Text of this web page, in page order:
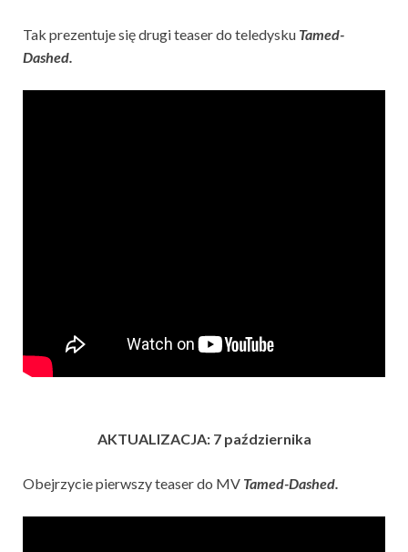
Tak prezentuje się drugi teaser do teledysku Tamed-
Dashed.
AKTUALIZACJA: 7 października
Obejrzycie pierwszy teaser do MV Tamed-Dashed.